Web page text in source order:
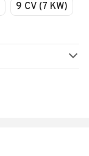
9 CV (7 KW)